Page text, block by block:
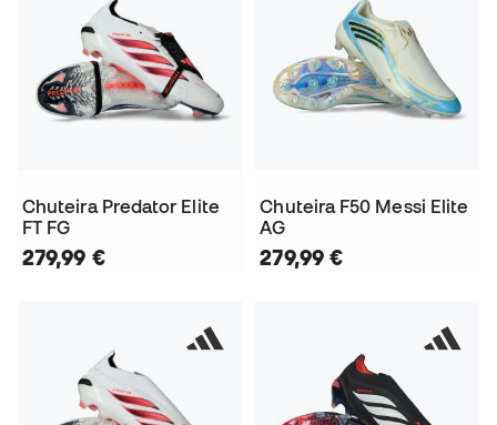
Chuteira Predator Elite
FT FG
279,99 €
Chuteira F50 Messi Elite
AG
279,99 €